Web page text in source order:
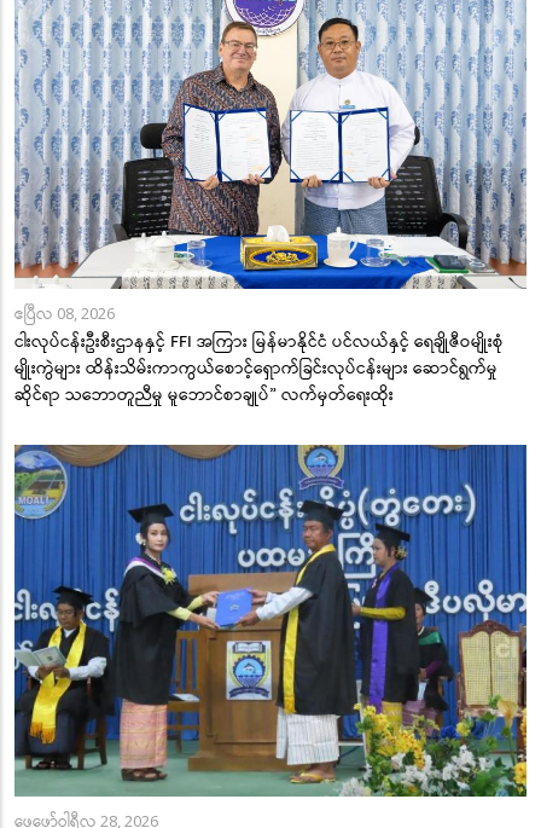
ဧပြီလ 08, 2026
ငါးလုပ်ငန်းဦးစီးဌာနနှင့် FFI အကြား မြန်မာနိုင်ငံ ပင်လယ်နှင့် ရေချိုဇီဝမျိုးစုံ
မျိုးကွဲများ ထိန်းသိမ်းကာကွယ်စောင့်ရှောက်ခြင်းလုပ်ငန်းများ ဆောင်ရွက်မှု
ဆိုင်ရာ သဘောတူညီမှု မူဘောင်စာချုပ်” လက်မှတ်ရေးထိုး
ဖေဖော်ဝါရီလ 28, 2026